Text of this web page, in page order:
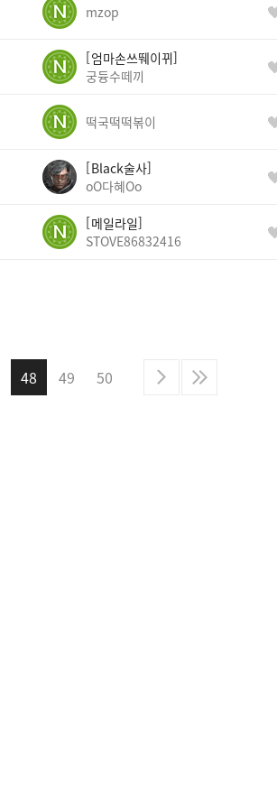
mzop
엄마손쓰뛔이뀌
궁듕수떼끼
떡국떡떡볶이
Black술사
oO다혜Oo
메일라일
STOVE86832416
48 49 50